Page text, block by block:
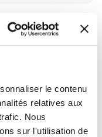
le contenu
relatives aux
Nous
sur l'utilisation de